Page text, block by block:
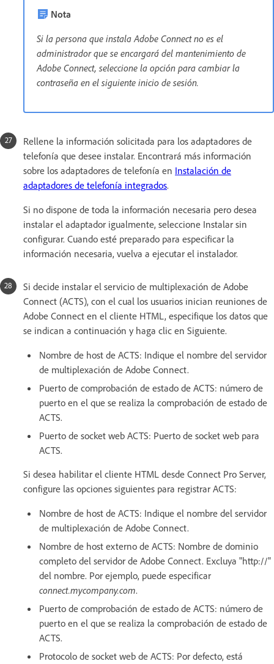
Nota
Si la persona que instala Adobe Connect no es el
administrador que se encargará del mantenimiento de
Adobe Connect, seleccione la opción para cambiar la
contraseña en el siguiente inicio de sesión.
Rellene la información solicitada para los adaptadores de
telefonía que desee instalar. Encontrará más información
sobre los adaptadores de telefonía en Instalación de
adaptadores de telefonía integrados.
Si no dispone de toda la información necesaria pero desea
instalar el adaptador igualmente, seleccione Instalar sin
configurar. Cuando esté preparado para especificar la
información necesaria, vuelva a ejecutar el instalador.
Si decide instalar el servicio de multiplexación de Adobe
Connect (ACTS), con el cual los usuarios inician reuniones de
Adobe Connect en el cliente HTML, especifique los datos que
se indican a continuación y haga clic en Siguiente.
Nombre de host de ACTS: Indique el nombre del servidor
de multiplexación de Adobe Connect.
Puerto de comprobación de estado de ACTS: número de
puerto en el que se realiza la comprobación de estado de
ACTS.
Puerto de socket web ACTS: Puerto de socket web para
ACTS.
Si desea habilitar el cliente HTML desde Connect Pro Server,
configure las opciones siguientes para registrar ACTS:
Nombre de host de ACTS: Indique el nombre del servidor
de multiplexación de Adobe Connect.
Nombre de host externo de ACTS: Nombre de dominio
completo del servidor de Adobe Connect. Excluya "http://"
del nombre. Por ejemplo, puede especificar
connect.mycompany.com.
Puerto de comprobación de estado de ACTS: número de
puerto en el que se realiza la comprobación de estado de
ACTS.
Protocolo de socket web de ACTS: Por defecto, está